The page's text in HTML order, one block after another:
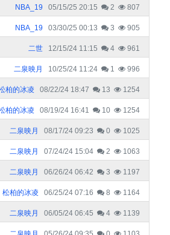
NBA_19 05/15/25 20:15 2 807
NBA_19 03/30/25 00:13 3 905
二世 12/15/24 11:15 4 961
二泉映月 10/25/24 11:24 1 996
柏的冰凌 08/22/24 18:47 13 1254
柏的冰凌 08/19/24 16:41 10 1254
二泉映月 08/17/24 09:23 0 1025
二泉映月 07/24/24 15:04 2 1063
二泉映月 06/26/24 06:42 3 1197
松柏的冰凌 06/25/24 07:16 8 1164
二泉映月 06/05/24 06:45 4 1139